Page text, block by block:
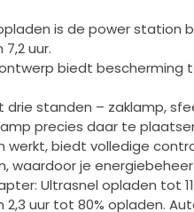
is de power
uur.
biedt bescherming
standen – zaklamp,
precies daar te
werkt, biedt volledige
je
Ultrasnel opladen tot
uur tot 80% opladen.